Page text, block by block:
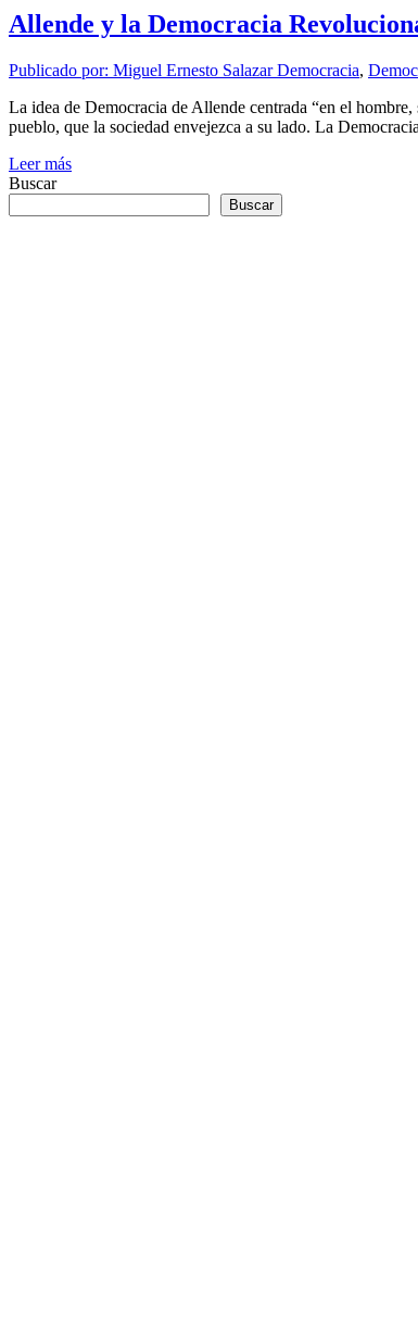
Allende y la Democracia
Publicado por: Miguel Ernesto SalazarDemocracia,
La idea de Democracia de Allende centrada “en el
pueblo, que la sociedad envejezca a su lado. La
Leer más
Buscar
Buscar